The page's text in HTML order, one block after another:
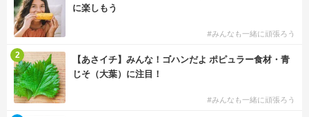
に楽しもう
#みんなも一緒に頑張ろう
【あさイチ】みんな！ゴハンだよ ポピュラー食材・青
じそ（大葉）に注目！
#みんなも一緒に頑張ろう
2